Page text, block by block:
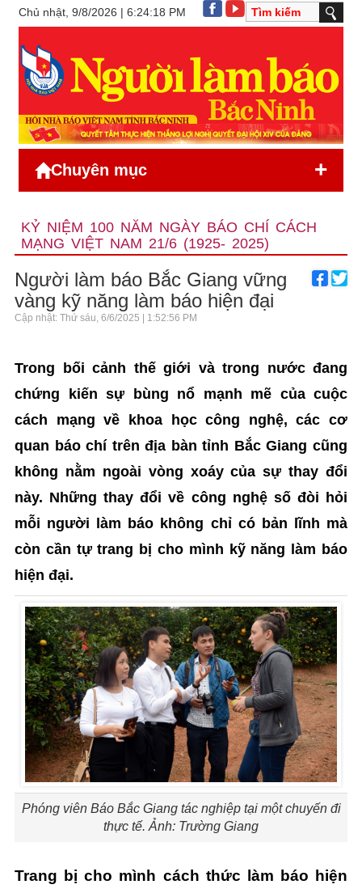
Chủ nhật, 9/8/2026 | 6:24:18 PM
Chuyên mục +
KỶ NIỆM 100 NĂM NGÀY BÁO CHÍ CÁCH
MẠNG VIỆT NAM 21/6 (1925- 2025)
Người làm báo Bắc Giang vững
vàng kỹ năng làm báo hiện đại
Cập nhật: Thứ sáu, 6/6/2025 | 1:52:56 PM
Trong bối cảnh thế giới và trong nước đang
chứng kiến sự bùng nổ mạnh mẽ của cuộc
cách mạng về khoa học công nghệ, các cơ
quan báo chí trên địa bàn tỉnh Bắc Giang cũng
không nằm ngoài vòng xoáy của sự thay đổi
này. Những thay đổi về công nghệ số đòi hỏi
mỗi người làm báo không chỉ có bản lĩnh mà
còn cần tự trang bị cho mình kỹ năng làm báo
hiện đại.
Phóng viên Báo Bắc Giang tác nghiệp tại một chuyến đi
thực tế. Ảnh: Trường Giang
Trang bị cho mình cách thức làm báo hiện